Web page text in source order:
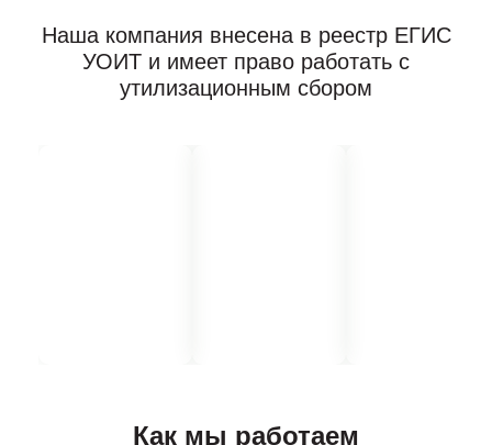
Наша компания внесена в реестр ЕГИС
УОИТ и имеет право работать с
утилизационным сбором
Как мы работаем